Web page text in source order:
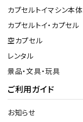
カプセルトイマシン本体
カプセルトイ・カプセル
空カプセル
レンタル
景品・文具・玩具
ご利用ガイド
お知らせ